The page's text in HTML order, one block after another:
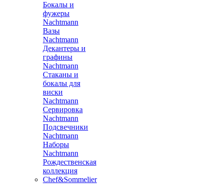
Бокалы и
фужеры
Nachtmann
Вазы
Nachtmann
Декантеры и
графины
Nachtmann
Стаканы и
бокалы для
виски
Nachtmann
Сервировка
Nachtmann
Подсвечники
Nachtmann
Наборы
Nachtmann
Рождественская
коллекция
Chef&Sommelier